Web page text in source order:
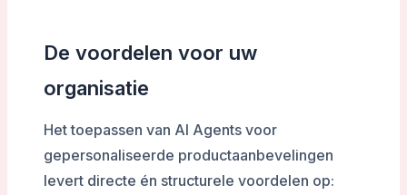
De voordelen voor uw
organisatie
Het toepassen van AI Agents voor
gepersonaliseerde productaanbevelingen
levert directe én structurele voordelen op: